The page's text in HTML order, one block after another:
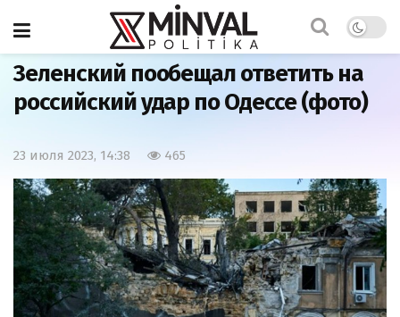
Главная
Зеленский пообещал ответить на
российский удар по Одессе (фото)
23 июля 2023, 14:38 465